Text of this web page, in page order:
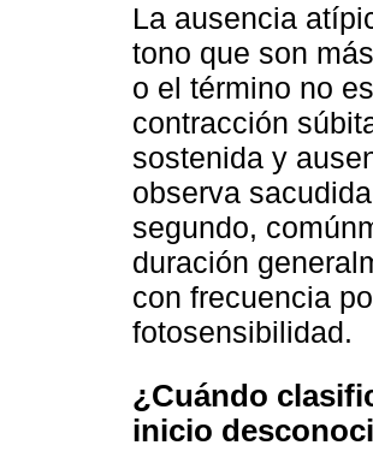
La ausencia
tono que son
o el término no
contracción
sostenida y
observa
segundo,
duración
con frecuencia
fotosensibilidad.
¿Cuándo
inicio